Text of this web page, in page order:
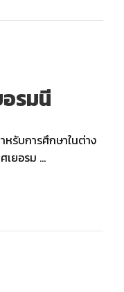
รมนี
หรับการศึกษาในต่าง
เยอรม …